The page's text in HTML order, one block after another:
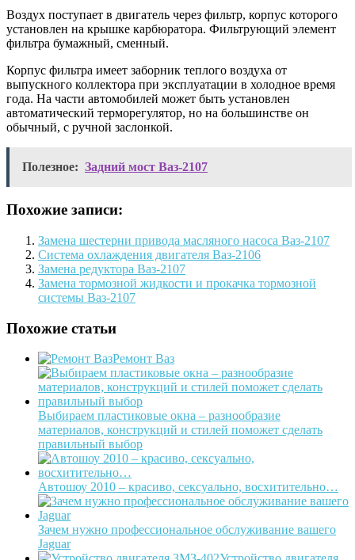
Воздух поступает в двигатель через фильтр, корпус которого
установлен на крышке карбюратора. Фильтрующий элемент
фильтра бумажный, сменный.
Корпус фильтра имеет заборник теплого воздуха от
выпускного коллектора при эксплуатации в холодное время
года. На части автомобилей может быть установлен
автоматический терморегулятор, но на большинстве он
обычный, с ручной заслонкой.
Полезное: Задний мост Ваз-2107
Похожие записи:
Замена шестерни привода масляного насоса Ваз-2107
Система охлаждения двигателя Ваз-2106
Замена редуктора Ваз-2107
Замена тормозной жидкости и прокачка тормозной
системы Ваз-2107
Похожие статьи
Ремонт Ваз
Выбираем пластиковые окна – разнообразие
материалов, конструкций и стилей поможет сделать
правильный выбор
Автошоу 2010 – красиво, сексуально, восхитительно…
Зачем нужно профессиональное обслуживание вашего
Jaguar